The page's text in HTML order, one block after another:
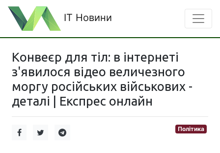
IT Новини
Конвеєр для тіл: в інтернеті
з'явилося відео величезного
моргу російських військових -
деталі | Експрес онлайн
Політика